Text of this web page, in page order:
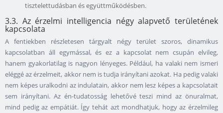
tisztelettudásban és együttműködésben.
3.3. Az érzelmi intelligencia négy alapvető területének
kapcsolata
A fentiekben részletesen tárgyalt négy terület szoros, dinamikus
kapcsolatban áll egymással, és ez a kapcsolat nem csupán elvileg,
hanem gyakorlatilag is nagyon lényeges. Például, ha valaki nem ismeri
eléggé az érzelmeit, akkor nem is tudja irányítani azokat. Ha pedig valaki
nem képes uralkodni az indulatain, akkor nem lesz képes a kapcsolatait
sem irányítani. Az én-tudatosság lehetővé teszi mind az önuralmat,
mind pedig az empátiát. Így tehát azt mondhatjuk, hogy az érzelmileg